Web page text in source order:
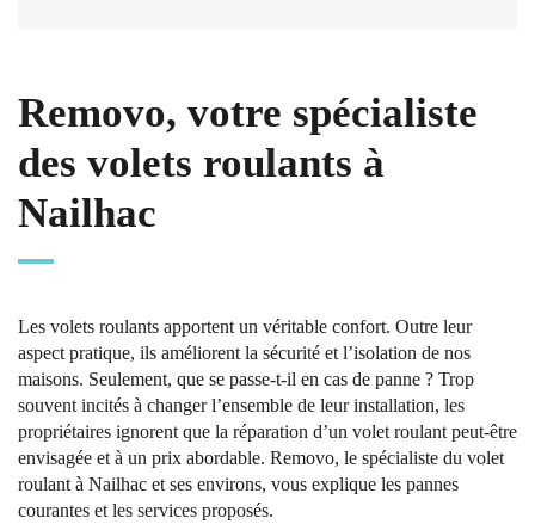
Removo, votre spécialiste
des volets roulants à
Nailhac
Les volets roulants apportent un véritable confort. Outre leur
aspect pratique, ils améliorent la sécurité et l’isolation de nos
maisons. Seulement, que se passe-t-il en cas de panne ? Trop
souvent incités à changer l’ensemble de leur installation, les
propriétaires ignorent que la réparation d’un volet roulant peut-être
envisagée et à un prix abordable. Removo, le spécialiste du volet
roulant à Nailhac et ses environs, vous explique les pannes
courantes et les services proposés.